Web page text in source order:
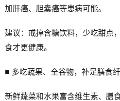
加肝癌、胆囊癌等患病可能。
建议：戒掉含糖饮料，少吃甜点
食才更健康。
■ 多吃蔬果、全谷物，补足膳食
新鲜蔬菜和水果富含维生素、膳